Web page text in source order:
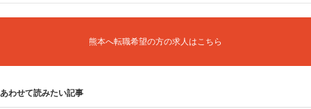
熊本へ転職希望の方の求人はこちら
あわせて読みたい記事